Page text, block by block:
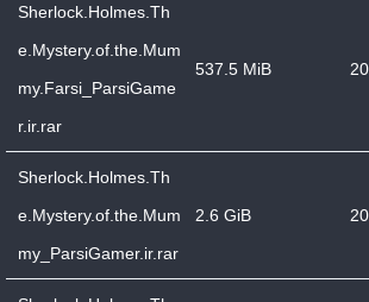
Sherlock.Holmes.Th
e.Mystery.of.the.Mum
my.Farsi_ParsiGame
r.ir.rar
537.5 MiB
Sherlock.Holmes.Th
e.Mystery.of.the.Mum
my_ParsiGamer.ir.rar
2.6 GiB